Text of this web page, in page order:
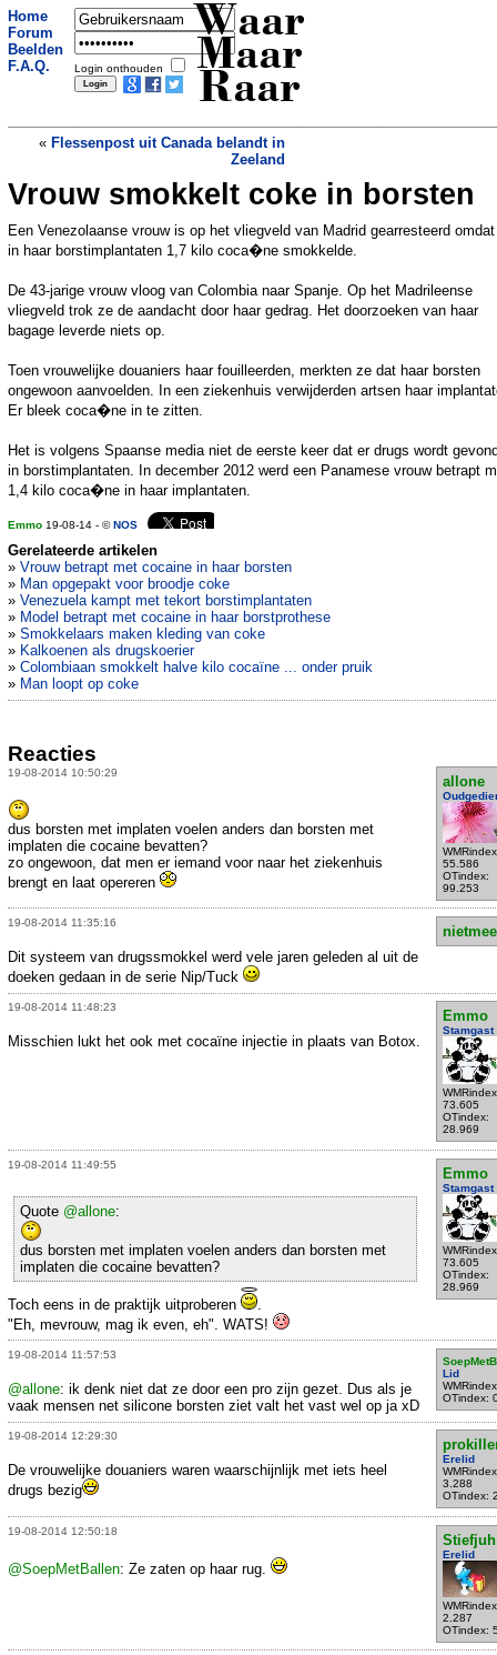
Home
Forum
Beelden
F.A.Q.
Login onthouden
Waar
Maar
Raar
« Flessenpost uit Canada belandt in
Zeeland
Piloot druk met tablet: 1,5 km lager»
Vrouw smokkelt coke in borsten
Een Venezolaanse vrouw is op het vliegveld van Madrid gearresteerd
in haar borstimplantaten 1,7 kilo coca�ne smokkelde.
De 43-jarige vrouw vloog van Colombia naar Spanje. Op het Madrileense
vliegveld trok ze de aandacht door haar gedrag. Het doorzoeken van haar
bagage leverde niets op.
Toen vrouwelijke douaniers haar fouilleerden, merkten ze dat haar borsten
ongewoon aanvoelden. In een ziekenhuis verwijderden artsen haar
Er bleek coca�ne in te zitten.
Het is volgens Spaanse media niet de eerste keer dat er drugs wordt
in borstimplantaten. In december 2012 werd een Panamese vrouw betrapt
1,4 kilo coca�ne in haar implantaten.
Emmo 19-08-14 - ©NOS
Gerelateerde artikelen
» Vrouw betrapt met cocaine in haar borsten
» Man opgepakt voor broodje coke
» Venezuela kampt met tekort borstimplantaten
» Model betrapt met cocaine in haar borstprothese
» Smokkelaars maken kleding van coke
» Kalkoenen als drugskoerier
» Colombiaan smokkelt halve kilo cocaïne ... onder pruik
» Man loopt op coke
Reacties
19-08-2014 10:50:29
allone
55.586
OTindex:
99.253
dus borsten met implaten voelen anders dan borsten met
implaten die cocaine bevatten?
zo ongewoon, dat men er iemand voor naar het ziekenhuis
brengt en laat opereren
19-08-2014 11:35:16
Dit systeem van drugssmokkel werd vele jaren geleden al uit de
doeken gedaan in de serie Nip/Tuck
19-08-2014 11:48:23
Emmo
Stamgast
73.605
OTindex:
28.969
Misschien lukt het ook met cocaïne injectie in plaats van Botox.
19-08-2014 11:49:55
Emmo
Stamgast
73.605
OTindex:
28.969
Quote @allone:
dus borsten met implaten voelen anders dan borsten met
implaten die cocaine bevatten?
Toch eens in de praktijk uitproberen
"Eh, mevrouw, mag ik even, eh". WATS!
19-08-2014 11:57:53
Lid
OTindex:
@allone: ik denk niet dat ze door een pro zijn gezet. Dus als je
vaak mensen net silicone borsten ziet valt het vast wel op ja xD
19-08-2014 12:29:30
Erelid
3.288
OTindex:
De vrouwelijke douaniers waren waarschijnlijk met iets heel
drugs bezig
19-08-2014 12:50:18
Stiefjuh
Erelid
2.287
OTindex:
@SoepMetBallen: Ze zaten op haar rug.